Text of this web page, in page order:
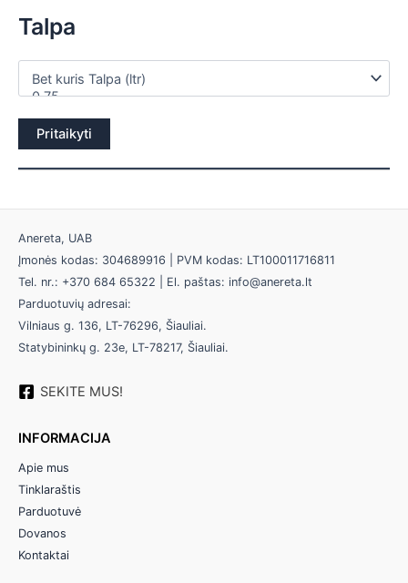
Talpa
Pritaikyti
Anereta, UAB
Įmonės kodas: 304689916 | PVM kodas: LT100011716811
Tel. nr.: +370 684 65322 | El. paštas: info@anereta.lt
Parduotuvių adresai:
Vilniaus g. 136, LT-76296, Šiauliai.
Statybininkų g. 23e, LT-78217, Šiauliai.
SEKITE MUS!
INFORMACIJA
Apie mus
Tinklaraštis
Parduotuvė
Dovanos
Kontaktai